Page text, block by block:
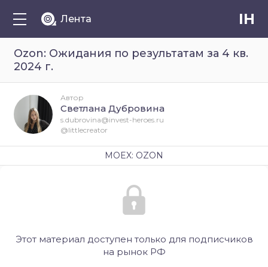
Лента IH
Ozon: Ожидания по результатам за 4 кв.
2024 г.
Этот материал доступен только для подписчиков
на рынок РФ
Автор
Светлана Дубровина
s.dubrovina@invest-heroes.ru
@littlecreator
MOEX: OZON